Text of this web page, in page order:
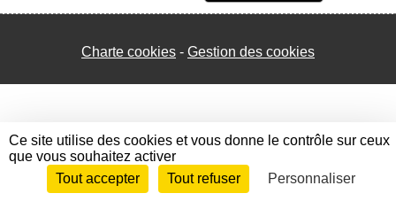
Charte cookies Gestion des cookies
Envie de participer ? Connexion
Ce site utilise des cookies et vous donne le contrôle sur ceux
que vous souhaitez activer
Tout accepter
Tout refuser Personnaliser